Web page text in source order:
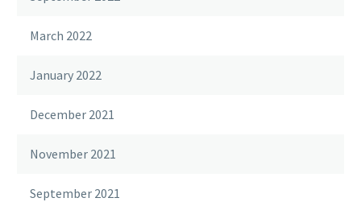
March 2022
January 2022
December 2021
November 2021
September 2021